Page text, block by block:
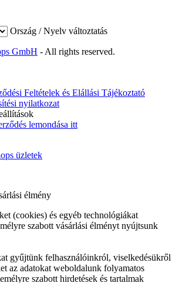
Ország / Nyelv változtatás
GmbH - All rights reserved.
Feltételek és Elállási Tájékoztató
nyilatkozat
lemondása itt
üzletek
élmény
(cookies) és egyéb technológiákat
szabott vásárlási élményt nyújtsunk
gyűjtünk felhasználóinkról, viselkedésükről
az adatokat weboldalunk folyamatos
szabott hirdetések és tartalmak